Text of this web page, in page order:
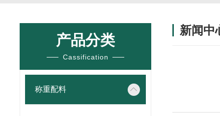
产品分类
Cassification
称重配料
新闻中